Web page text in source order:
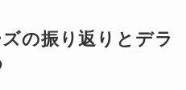
の振り返りとデラ